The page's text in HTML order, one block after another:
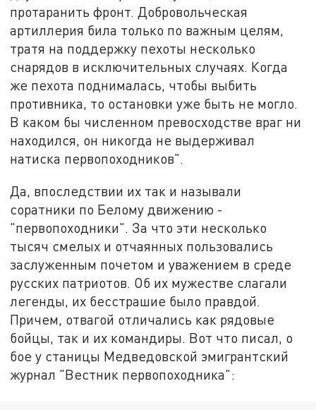
протаранить фронт. Добровольческая
артиллерия била только по важным целям,
тратя на поддержку пехоты несколько
снарядов в исключительных случаях. Когда
же пехота поднималась, чтобы выбить
противника, то остановки уже быть не могло.
В каком бы численном превосходстве враг ни
находился, он никогда не выдерживал
натиска первопоходников".
Да, впоследствии их так и называли
соратники по Белому движению -
"первопоходники". За что эти несколько
тысяч смелых и отчаянных пользовались
заслуженным почетом и уважением в среде
русских патриотов. Об их мужестве слагали
легенды, их бесстрашие было правдой.
Причем, отвагой отличались как рядовые
бойцы, так и их командиры. Вот что писал, о
бое у станицы Медведовской эмигрантский
журнал "Вестник первопоходника":